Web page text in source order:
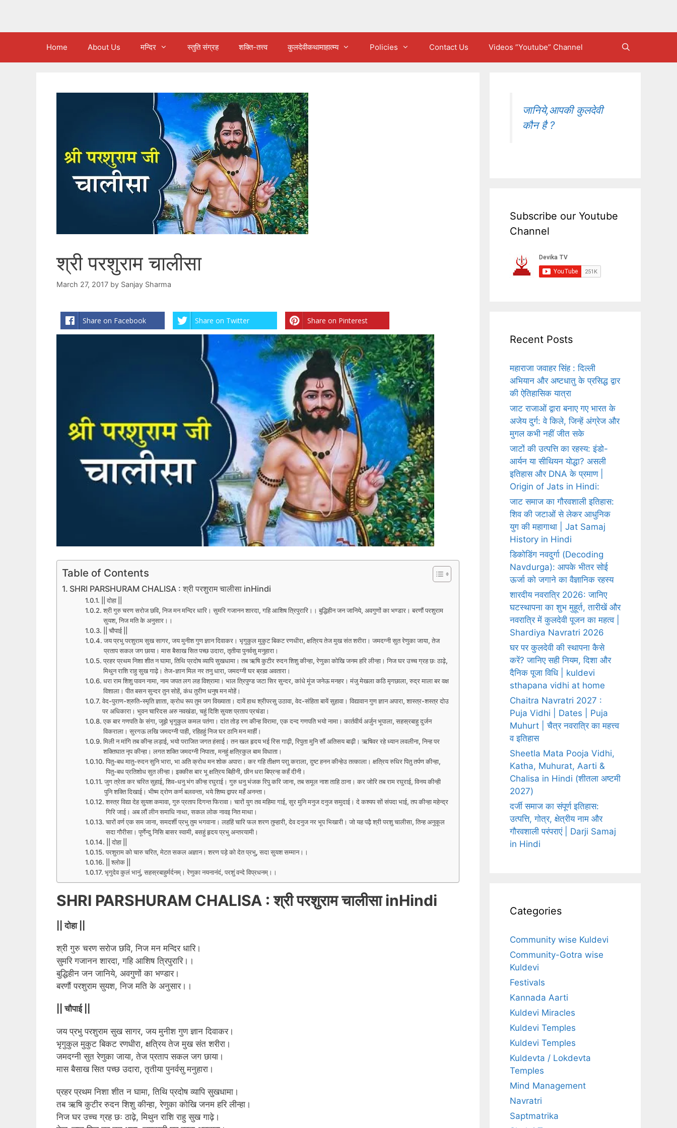
Home About Us मन्दिर स्तुति संग्रह शक्ति-तत्त्व कुलदेवीकथामाहात्म्य Policies Contact Us Videos ”Youtube” Channel
श्री परशुराम चालीसा
March 27, 2017 by Sanjay Sharma
Share on Facebook Share on Twitter Share on Pinterest
Table of Contents
SHRI PARSHURAM CHALISA : श्री परशुराम चालीसा inHindi
|| दोहा ||
श्री गुरु चरण सरोज छवि, निज मन मन्दिर धारि। सुमरि गजानन शारदा, गहि आशिष त्रिपुरारि।। बुद्धिहीन जन जानिये, अवगुणों का भण्डार। बरणौं परशुराम
सुयश, निज मति के अनुसार।।
|| चौपाई ||
जय प्रभु परशुराम सुख सागर, जय मुनीश गुण ज्ञान दिवाकर। भृगुकुल मुकुट बिकट रणधीरा, क्षत्रिय तेज मुख संत शरीरा। जमदग्नी सुत रेणुका जाया, तेज
प्रताप सकल जग छाया। मास बैसाख सित पच्छ उदारा, तृतीया पुनर्वसु मनुहारा।
प्रहर प्रथम निशा शीत न घामा, तिथि प्रदोष व्यापि सुखधामा। तब ऋषि कुटीर रुदन शिशु कीन्हा, रेणुका कोखि जनम हरि लीन्हा। निज घर उच्च ग्रह छः ठाढ़े,
मिथुन राशि राहु सुख गाढ़े। तेज-ज्ञान मिल नर तनु धारा, जमदग्नी घर ब्रह्म अवतारा।
धरा राम शिशु पावन नामा, नाम जपत लग लह विश्रामा। भाल त्रिपुण्ड जटा सिर सुन्दर, कांधे मूंज जनेऊ मनहर। मंजु मेखला कठि मृगछाला, रुद्र माला बर वक्ष
विशाला। पीत बसन सुन्दर तुन सोहें, कंध तुरीण धनुष मन मोहें।
वेद-पुराण-श्रुति-स्मृति ज्ञाता, क्रोध रूप तुम जग विख्याता। दायें हाथ श्रीपरसु उठावा, वेद-संहिता बायें सुहावा। विद्यावान गुण ज्ञान अपारा, शास्त्र-शस्त्र दोउ
पर अधिकारा। भुवन चारिदस अरु नवखंडा, चहुं दिशि सुयश प्रताप प्रचंडा।
एक बार गणपति के संगा, जूझे भृगुकुल कमल पतंगा। दांत तोड़ रण कीन्ह विरामा, एक दन्द गणपति भयो नामा। कार्तवीर्य अर्जुन भूपाला, सहस्रबाहु दुर्जन
विकराला। सुरगऊ लखि जमदग्नी पाही, रहिहहुं निज घर ठानि मन माहीं।
मिली न मांगि तब कीन्ह लड़ाई, भयो पराजित जगत हंसाई। तन खल हृदय भई रिस गाढ़ी, रिपुता मुनि सौं अतिसय बाढ़ी। ऋषिवर रहे ध्यान लवलीना, निन्ह पर
शक्तिघात नृप कीन्हा। लगत शक्ति जमदग्नी निपाता, मनहुं क्षत्रिकुल बाम विधाता।
पितु-बध मातु-रुदन सुनि भारा, भा अति क्रोध मन शोक अपारा। कर गहि तीक्षण पराु कराला, दुष्ट हनन कीन्हेउ तत्काला। क्षत्रिय रुधिर पितु तर्पण कीन्हा,
पितु-बध प्रतिशोध सुत लीन्हा। इक्कीस बार भू क्षत्रिय बिहीनी, छीन धरा बिप्रन्ह कहँ दीनी।
जुग त्रेता कर चरित सुहाई, शिव-धनु भंग कीन्ह रघुराई। गुरु धनु भंजक रिपु करि जाना, तब समूल नाश ताहि ठाना। कर जोरि तब राम रघुराई, विनय कीन्ही
पुनि शक्ति दिखाई। भीष्म द्रोण कर्ण बलवन्ता, भये शिष्य द्वापर महँ अनन्ता।
शस्त्र विद्या देह सुयश कमावा, गुरु प्रताप दिगन्त फिरावा। चारों युग तव महिमा गाई, सुर मुनि मनुज दनुज समुदाई। दे कश्यप सों संपदा भाई, तप कीन्हा महेन्द्र
गिरि जाई। अब लौं लीन समाधि नाथा, सकल लोक नावइ नित माथा।
चारों वर्ण एक सम जाना, समदर्शी प्रभु तुम भगवाना। लहहिं चारि फल शरण तुम्हारी, देव दनुज नर भूप भिखारी। जो यह पढ़ै श्री परशु चालीसा, तिन्ह अनुकूल
सदा गौरीसा। पूर्णेन्दु निसि बासर स्वामी, बसहुं हृदय प्रभु अन्तरयामी।
|| दोहा ||
परशुराम को चारु चरित, मेटत सकल अज्ञान। शरण पड़े को देत प्रभु, सदा सुयश सम्मान।।
|| श्लोक ||
भृगुदेव कुलं भानुं, सहस्रबाहुर्मर्दनम्। रेणुका नयनानंदं, परशुं वन्दे विप्रधनम्।।
SHRI PARSHURAM CHALISA : श्री परशुराम चालीसा inHindi
|| दोहा ||
श्री गुरु चरण सरोज छवि, निज मन मन्दिर धारि।
सुमरि गजानन शारदा, गहि आशिष त्रिपुरारि।।
बुद्धिहीन जन जानिये, अवगुणों का भण्डार।
बरणौं परशुराम सुयश, निज मति के अनुसार।।
|| चौपाई ||
जय प्रभु परशुराम सुख सागर, जय मुनीश गुण ज्ञान दिवाकर।
भृगुकुल मुकुट बिकट रणधीरा, क्षत्रिय तेज मुख संत शरीरा।
जमदग्नी सुत रेणुका जाया, तेज प्रताप सकल जग छाया।
मास बैसाख सित पच्छ उदारा, तृतीया पुनर्वसु मनुहारा।
प्रहर प्रथम निशा शीत न घामा, तिथि प्रदोष व्यापि सुखधामा।
तब ऋषि कुटीर रुदन शिशु कीन्हा, रेणुका कोखि जनम हरि लीन्हा।
निज घर उच्च ग्रह छः ठाढ़े, मिथुन राशि राहु सुख गाढ़े।
जानिये,आपकी कुलदेवी
कौन है ?
Subscribe our Youtube
Channel
Recent Posts
महाराजा जवाहर सिंह : दिल्ली
अभियान और अष्टधातु के प्रसिद्ध द्वार
की ऐतिहासिक यात्रा
जाट राजाओं द्वारा बनाए गए भारत के
अजेय दुर्ग: वे किले, जिन्हें अंग्रेज और
मुगल कभी नहीं जीत सके
जाटों की उत्पत्ति का रहस्य: इंडो-
आर्यन या सीथियन योद्धा? असली
इतिहास और DNA के प्रमाण |
Origin of Jats in Hindi:
जाट समाज का गौरवशाली इतिहास:
शिव की जटाओं से लेकर आधुनिक
युग की महागाथा | Jat Samaj
History in Hindi
डिकोडिंग नवदुर्गा (Decoding
Navdurga): आपके भीतर सोई
ऊर्जा को जगाने का वैज्ञानिक रहस्य
शारदीय नवरात्रि 2026: जानिए
घटस्थापना का शुभ मुहूर्त, तारीखें और
नवरात्रि में कुलदेवी पूजन का महत्व |
Shardiya Navratri 2026
घर पर कुलदेवी की स्थापना कैसे
करें? जानिए सही नियम, दिशा और
दैनिक पूजा विधि | kuldevi
sthapana vidhi at home
Chaitra Navratri 2027 :
Puja Vidhi | Dates | Puja
Muhurt | चैत्र नवरात्रि का महत्त्व
व इतिहास
Sheetla Mata Pooja Vidhi,
Katha, Muhurat, Aarti &
Chalisa in Hindi (शीतला अष्टमी
2027)
दर्जी समाज का संपूर्ण इतिहास:
उत्पत्ति, गोत्र, क्षेत्रीय नाम और
गौरवशाली परंपराएं | Darji Samaj
in Hindi
Categories
Community wise Kuldevi
Community-Gotra wise
Kuldevi
Festivals
Kannada Aarti
Kuldevi Miracles
Kuldevi Temples
Kuldevi Temples
Kuldevta / Lokdevta
Temples
Mind Management
Navratri
Saptmatrika